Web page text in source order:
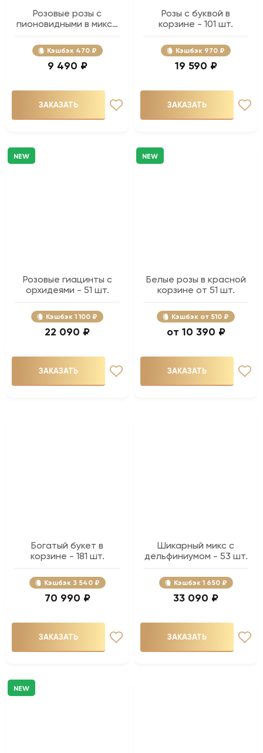
Розовые розы с
пионовидными в миксе
- 15 шт.
Кэшбэк 470 ₽
9 490 ₽
ЗАКАЗАТЬ
Розы с буквой в
корзине - 101 шт.
Кэшбэк 970 ₽
19 590 ₽
ЗАКАЗАТЬ
NEW
Розовые гиацинты с
орхидеями - 51 шт.
Кэшбэк 1 100 ₽
22 090 ₽
ЗАКАЗАТЬ
NEW
Белые розы в красной
корзине от 51 шт.
Кэшбэк 510 ₽
10 390 ₽
ЗАКАЗАТЬ
Богатый букет в
корзине - 181 шт.
Кэшбэк 3 540 ₽
70 990 ₽
ЗАКАЗАТЬ
Шикарный микс с
дельфиниумом - 53 шт.
Кэшбэк 1 650 ₽
33 090 ₽
ЗАКАЗАТЬ
NEW